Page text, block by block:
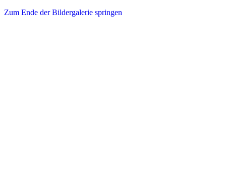
Zum Ende der Bildergalerie springen